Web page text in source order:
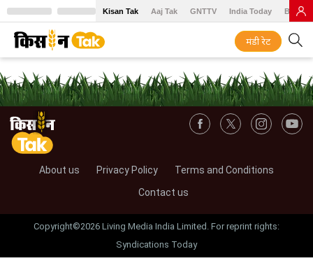
Kisan Tak Aaj Tak GNTTV India Today BT
मंडी रेट
About us Privacy Policy
Terms and Conditions
Contact us
Copyright©2026 Living Media India Limited. For reprint rights:
Syndications Today